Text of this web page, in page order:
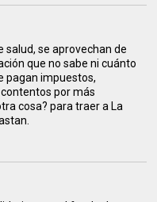
salud, se aprovechan de
que no sabe ni cuánto
pagan impuestos,
por más
cosa? para traer a La